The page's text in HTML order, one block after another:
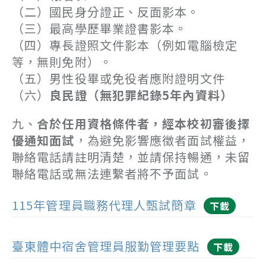
（二）國民身分證正、反面影本。
（三）最高學歷畢業證書影本。
（四）專長證照文件影本（例如電腦檢定
等，無則免附）。
（五）男性役畢或免役者應附證明文件
（六） 良民證（無犯罪紀錄5年內資料）
九、 合於任用資格條件者，經本校初審後擇
優通知面試 ，為避免影響應徵者面試權益，
聯絡電話請註明清楚，並請保持暢通，未留
聯絡電話或無法連繫者將不予面試。
115年管理員職務代理人甄試簡章
下載
臺東體中宿舍管理員服勤管理要點 下載